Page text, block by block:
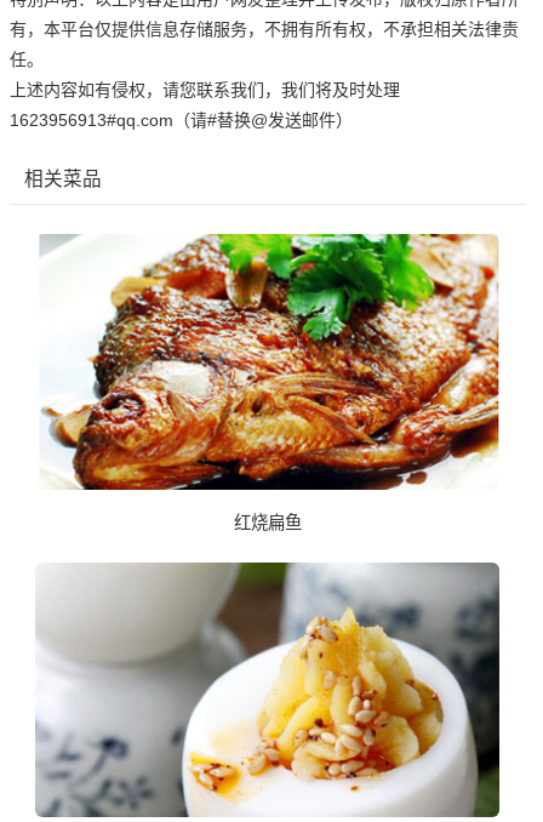
有，本平台仅提供信息存储服务，不拥有所有权，不承担相关法律责
任。
上述内容如有侵权，请您联系我们，我们将及时处理
1623956913#qq.com（请#替换@发送邮件）
相关菜品
红烧扁鱼